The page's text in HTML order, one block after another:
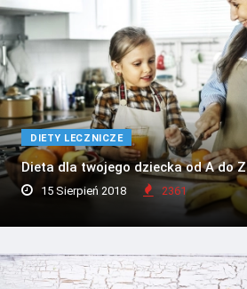
DIETY LECZNICZE
Dieta dla twojego dziecka od A do Z
15 Sierpień 2018 2361